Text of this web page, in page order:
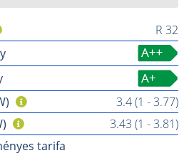
R 32
tarifa
3.4 (1 - 3.77)
3.43 (1 - 3.81)